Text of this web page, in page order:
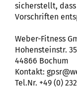
sicherstellt,
Vorschriften
Weber-Fitness
Hohensteinstr.
44866 Bochum
Kontakt:
Tel.Nr. +49 (0)